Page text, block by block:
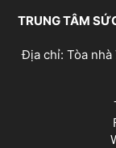
TRUNG TÂM
Địa chỉ: Tòa nhà